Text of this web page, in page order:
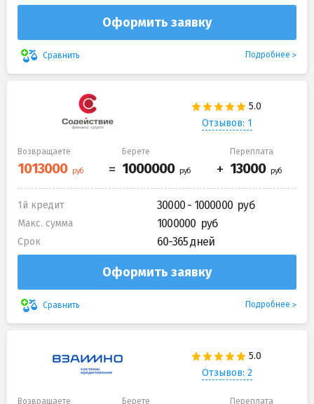
Оформить заявку
Сравнить Подробнее
Отзывов: 1
Возвращаете Берете Переплата
1й кредит 30000 - 1000000
Макс. сумма 1000000
Срок 60-365 дней
Оформить заявку
Сравнить Подробнее
Отзывов: 2
Возвращаете Берете Переплата